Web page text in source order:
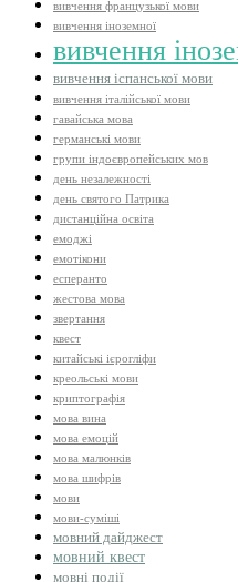
вивчення французької мови
вивчення іноземної
вивчення
вивчення іспанської мови
вивчення італійської мови
гавайська мова
германські мови
групи індоєвропейських мов
день незалежності
день святого Патрика
дистанційна освіта
емоджі
емотікони
есперанто
жестова мова
звертання
квест
китайські ієрогліфи
креольські мови
криптографія
мова вина
мова емоцій
мова малюнків
мова шифрів
мови
мови-суміші
мовний дайджест
мовний квест
мовні події